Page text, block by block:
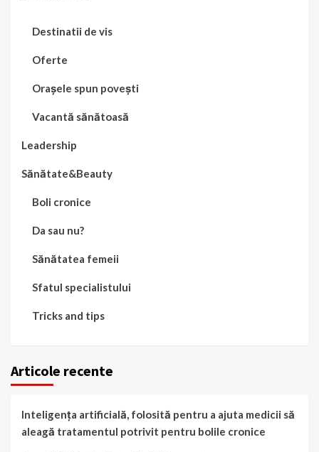
Destinatii de vis
Oferte
Orașele spun povești
Vacantă sănătoasă
Leadership
Sănătate&Beauty
Boli cronice
Da sau nu?
Sănătatea femeii
Sfatul specialistului
Tricks and tips
Articole recente
Inteligența artificială, folosită pentru a ajuta medicii să
aleagă tratamentul potrivit pentru bolile cronice